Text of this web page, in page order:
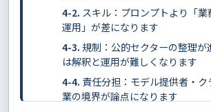
スキル：プロンプトより「業
運用」が差になります
規制：公的セクターの整理が
は解釈と運用が難しくなります
責任分担：モデル提供者・
業の境界が論点になります